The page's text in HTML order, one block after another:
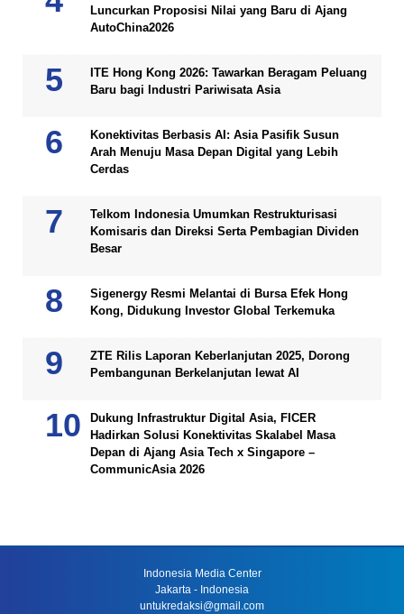
Luncurkan Proposisi Nilai yang Baru di Ajang
AutoChina2026
ITE Hong Kong 2026: Tawarkan Beragam Peluang
Baru bagi Industri Pariwisata Asia
Konektivitas Berbasis AI: Asia Pasifik Susun
Arah Menuju Masa Depan Digital yang Lebih
Cerdas
Telkom Indonesia Umumkan Restrukturisasi
Komisaris dan Direksi Serta Pembagian Dividen
Besar
Sigenergy Resmi Melantai di Bursa Efek Hong
Kong, Didukung Investor Global Terkemuka
ZTE Rilis Laporan Keberlanjutan 2025, Dorong
Pembangunan Berkelanjutan lewat AI
Dukung Infrastruktur Digital Asia, FICER
Hadirkan Solusi Konektivitas Skalabel Masa
Depan di Ajang Asia Tech x Singapore –
CommunicAsia 2026
Indonesia Media Center
Jakarta - Indonesia
untukredaksi@gmail.com